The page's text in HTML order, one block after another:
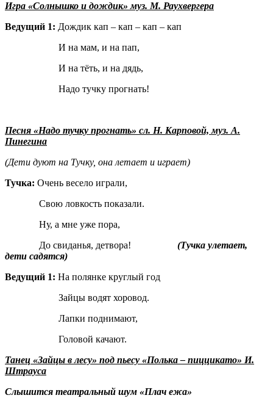
Игра «Солнышко и дождик» муз. М. Раухвергера
Ведущий 1: Дождик кап – кап – кап – кап
И на мам, и на пап,
И на тёть, и на дядь,
Надо тучку прогнать!
Песня «Надо тучку прогнать» сл. Н. Карповой, муз. А.
Пинегина
(Дети дуют на Тучку, она летает и играет)
Тучка: Очень весело играли,
Свою ловкость показали.
Ну, а мне уже пора,
До свиданья, детвора! (Тучка улетает,
дети садятся)
Ведущий 1: На полянке круглый год
Зайцы водят хоровод.
Лапки поднимают,
Головой качают.
Танец «Зайцы в лесу» под пьесу «Полька – пиццикато» И.
Штрауса
Слышится театральный шум «Плач ежа»